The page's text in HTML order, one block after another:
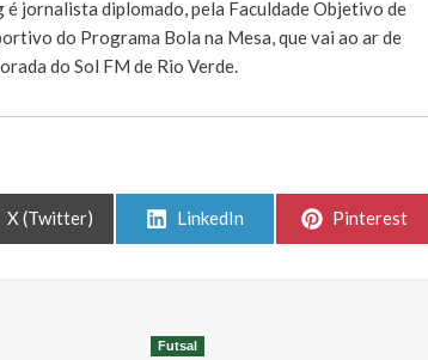
é jornalista diplomado, pela Faculdade Objetivo de
do Programa Bola na Mesa, que vai ao ar de
do Sol FM de Rio Verde.
Share
on
X (Twitter)
Share
LinkedIn
Share
Pinterest
Futsal